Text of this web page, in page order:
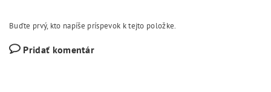
Buďte prvý, kto napíše príspevok k tejto položke.
Pridať komentár